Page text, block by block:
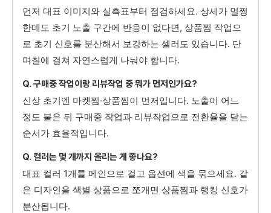
먼저 대표 이미지와 실측표부터 점검하세요. 상세가 멀쩡
한데도 초기 노출 구간에 반응이 없다면, 상품찜 작업으
로 초기 신호를 분산해서 보강하는 셀러도 있습니다. 단
며칠에 걸쳐 자연스럽게 나눠야 합니다.
Q. 구매중 작업이랑 리뷰작업 중 뭐가 먼저인가요?
신상 초기엔 마켓찜·상품찜이 먼저입니다. 노출이 어느
정도 붙은 뒤 구매중 작업과 리뷰작업으로 전환율을 닫는
순서가 효율적입니다.
Q. 컬러는 몇 개까지 올리는 게 좋나요?
대표 컬러 1개를 메인으로 걸고 옵션에 색을 묶으세요. 같
은 디자인을 색별 상품으로 쪼개면 상품찜과 랭킹 신호가
분산됩니다.